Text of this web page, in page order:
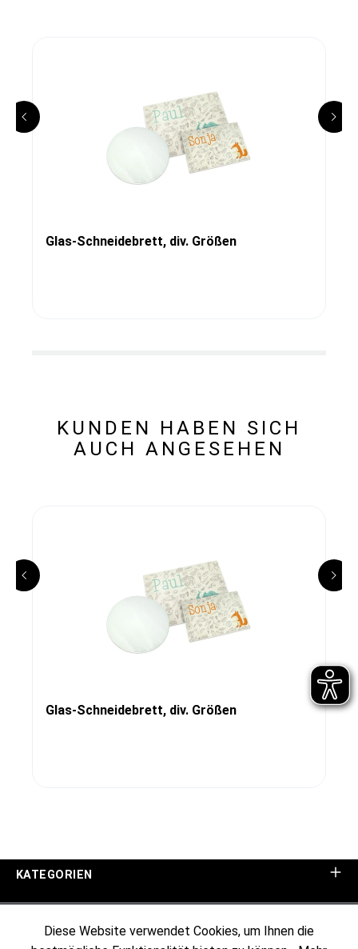
Glas-Schneidebrett, div. Größen
KUNDEN HABEN SICH
AUCH ANGESEHEN
Glas-Schneidebrett, div. Größen
KATEGORIEN
Diese Website verwendet Cookies, um Ihnen die